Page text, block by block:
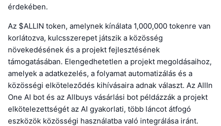
érdekében.
Az $ALLIN token, amelynek kínálata 1,000,000 tokenre van
korlátozva, kulcsszerepet játszik a közösség
növekedésének és a projekt fejlesztésének
támogatásában. Elengedhetetlen a projekt megoldásaihoz,
amelyek a adatkezelés, a folyamat automatizálás és a
közösségi elköteleződés kihívásaira adnak választ. Az AllIn
One AI bot és az Allbuys vásárlási bot példázzák a projekt
elkötelezettségét az AI gyakorlati, több láncot átfogó
eszközök közösségi használatba való integrálása iránt.